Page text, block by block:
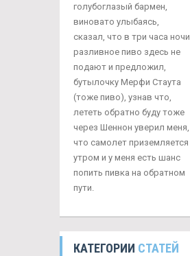
голубоглазый бармен,
виновато улыбаясь,
сказал, что в три часа ночи
разливное пиво здесь не
подают и предложил,
бутылочку Мерфи Стаута
(тоже пиво), узнав что,
лететь обратно буду тоже
через Шеннон уверил меня,
что самолет приземляется
утром и у меня есть шанс
попить пивка на обратном
пути.
КАТЕГОРИИ СТАТЕЙ